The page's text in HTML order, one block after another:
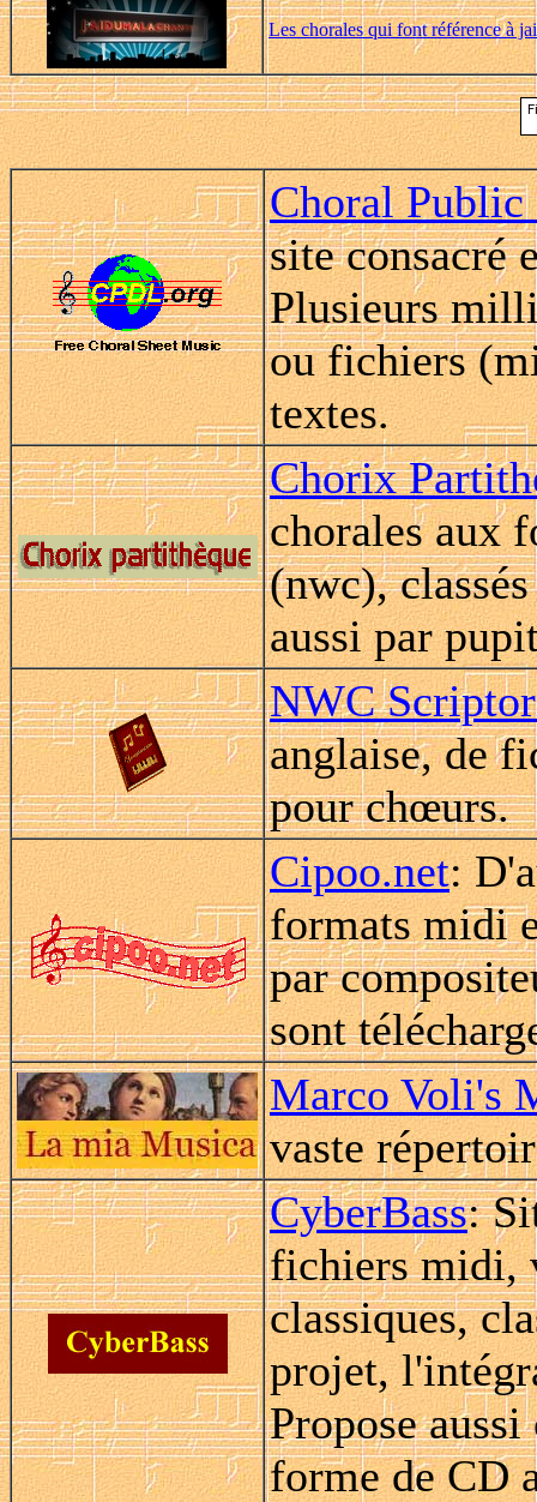
Les chorales qui font référence à
Choral
site consacré
Plusieurs
ou fichiers
textes.
Chorix
chorales aux
(nwc),
aussi par
NWC
anglaise, de
pour chœurs.
Cipoo.net:
formats midi
par
sont
Marco Voli's
vaste
CyberBass:
fichiers midi,
classiques,
projet,
Propose
forme de CD